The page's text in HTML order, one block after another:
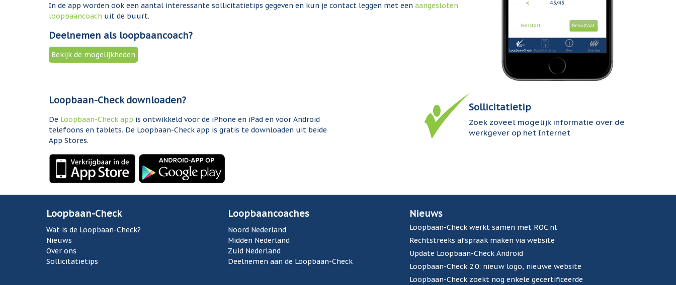
In de app worden ook een aantal interessante sollicitatietips gegeven en kun je contact leggen met eenaangesloten
loopbaancoach uit de buurt.
Deelnemen als loopbaancoach?
Bekijk de mogelijkheden
Loopbaan-Check downloaden?
De Loopbaan-Check app is ontwikkeld voor de iPhone en iPad en voor Android
telefoons en tablets. De Loopbaan-Check app is gratis te downloaden uit beide
App Stores.
Sollicitatietip
Zoek zoveel mogelijk informatie over de
werkgever op het Internet
Loopbaan-Check
Wat is de Loopbaan-Check?
Nieuws
Over ons
Sollicitatietips
Loopbaancoaches
Noord Nederland
Midden Nederland
Zuid Nederland
Deelnemen aan de Loopbaan-Check
Nieuws
Loopbaan-Check werkt samen met ROC.nl
Rechtstreeks afspraak maken via website
Update Loopbaan-Check Android
Loopbaan-Check 2.0: nieuw logo, nieuwe website
Loopbaan-Check zoekt nog enkele gecertificeerde